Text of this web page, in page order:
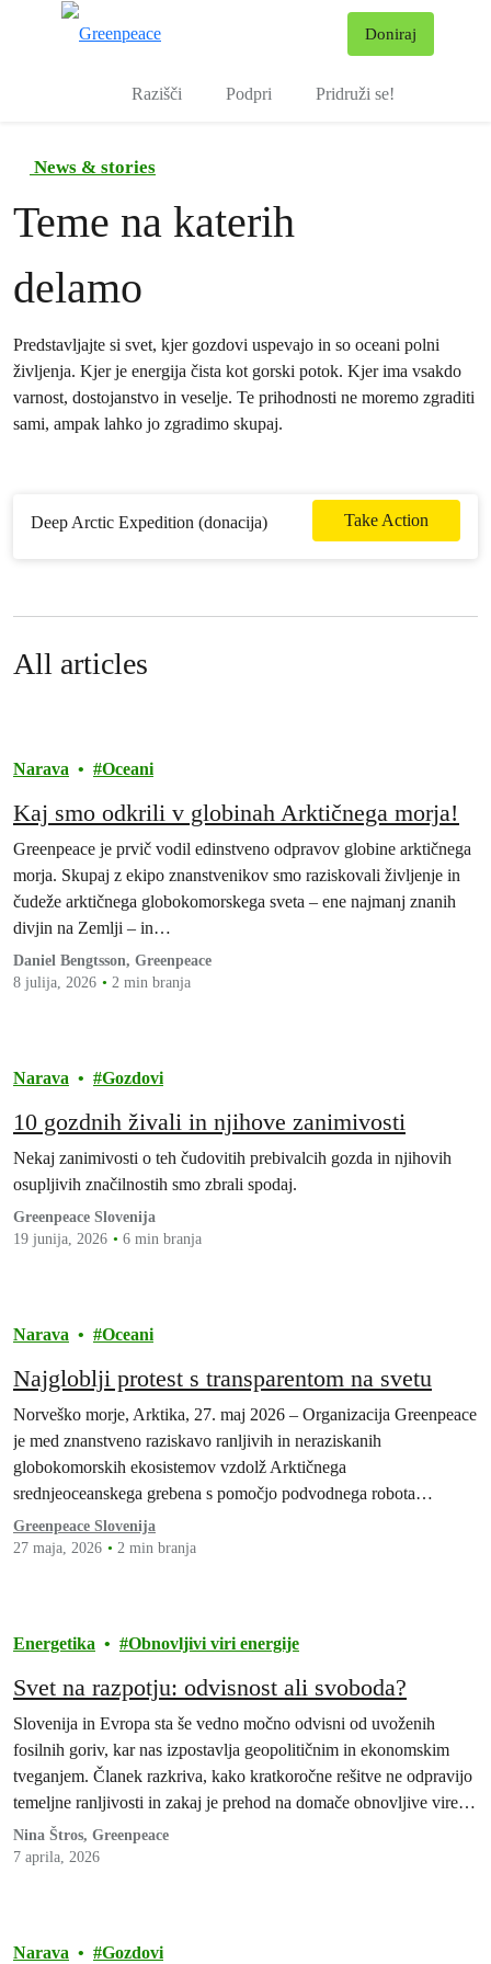
Doniraj
Razišči Podpri Pridruži se!
News & stories
Teme na katerih
delamo
Predstavljajte si svet, kjer gozdovi uspevajo in so oceani polni
življenja. Kjer je energija čista kot gorski potok. Kjer ima vsakdo
varnost, dostojanstvo in veselje. Te prihodnosti ne moremo zgraditi
sami, ampak lahko jo zgradimo skupaj.
Deep Arctic Expedition (donacija) Take Action
All articles
Narava Oceani
Kaj smo odkrili v globinah Arktičnega morja!
Greenpeace je prvič vodil edinstveno odpravov globine arktičnega
morja. Skupaj z ekipo znanstvenikov smo raziskovali življenje in
čudeže arktičnega globokomorskega sveta – ene najmanj znanih
divjin na Zemlji – in…
Daniel Bengtsson, Greenpeace
8 julija, 2026
2 min branja
Narava Gozdovi
10 gozdnih živali in njihove zanimivosti
Nekaj zanimivosti o teh čudovitih prebivalcih gozda in njihovih
osupljivih značilnostih smo zbrali spodaj.
Greenpeace Slovenija
19 junija, 2026
6 min branja
Narava Oceani
Najgloblji protest s transparentom na svetu
Norveško morje, Arktika, 27. maj 2026 – Organizacija Greenpeace
je med znanstveno raziskavo ranljivih in neraziskanih
globokomorskih ekosistemov vzdolž Arktičnega
srednjeoceanskega grebena s pomočjo podvodnega robota
svetovnim voditeljem poslala neposredno…
Greenpeace Slovenija
27 maja, 2026
2 min branja
Energetika Obnovljivi viri energije
Svet na razpotju: odvisnost ali svoboda?
Slovenija in Evropa sta še vedno močno odvisni od uvoženih
fosilnih goriv, kar nas izpostavlja geopolitičnim in ekonomskim
tveganjem. Članek razkriva, kako kratkoročne rešitve ne odpravijo
temeljne ranljivosti in zakaj je prehod na domače obnovljive vire
ključ do energetske avtonomije, trajnosti in stabilnosti.
Nina Štros, Greenpeace
7 aprila, 2026
Narava Gozdovi